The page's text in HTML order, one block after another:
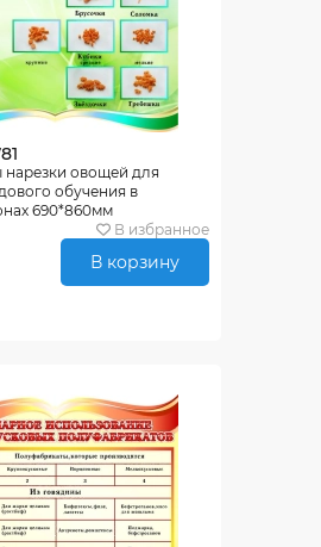
овощей для
обучения в
690*860мм
В избранное
В корзину